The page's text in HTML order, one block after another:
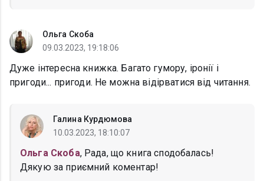
Ольга Скоба
09.03.2023, 19:18:06
Дуже інтересна книжка. Багато гумору, іронії і
пригоди... пригоди. Не можна відірватися від читання.
Галина Курдюмова
10.03.2023, 18:10:07
Ольга Скоба, Рада, що книга сподобалась!
Дякую за приємний коментар!